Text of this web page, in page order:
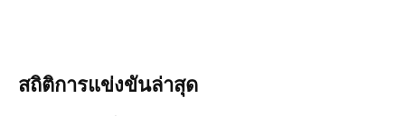
สถิติการแข่งขันล่าสุด